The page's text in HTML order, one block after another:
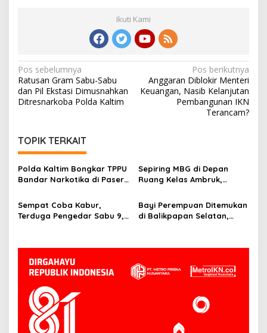
Ikuti Kami
Navigasi
pos
Pos sebelumnya
Ratusan Gram Sabu-Sabu
dan Pil Ekstasi Dimusnahkan
Ditresnarkoba Polda Kaltim
Pos berikutnya
Anggaran Diblokir Menteri
Keuangan, Nasib Kelanjutan
Pembangunan IKN
Terancam?
TOPIK TERKAIT
Polda Kaltim Bongkar TPPU
Bandar Narkotika di Paser,
Aset 13 Hektare
Sepiring MBG di Depan
Ruang Kelas Ambruk,
Pendidikan di Grobogan
Sempat Coba Kabur,
Terduga Pengedar Sabu 9,9
Bayi Perempuan Ditemukan
di Balikpapan Selatan,